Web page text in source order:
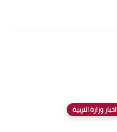
اخبار وزارة التربية